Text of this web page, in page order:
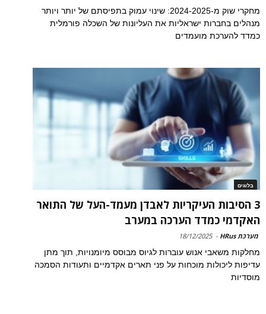
מחקרי שוק מ-2024-2025: שינוי עמוק בתפיסתם של יותר ויותר
מנהלים בחברות ישראליות את העליונות של השכלה פורמלית
כמדד להערכת מועמדים
בלוגים
3 הסיבות העיקריות לאבדן מעמד-העל של התואר
האקדמי כמדד הערכה במערב
מערכת HRus -
18/12/2025
מחלקות משאבי אנוש עוברות לגיוס מבוסס מיומנויות, תוך מתן
עדיפות ליכולות מוכחות על פני תארים אקדמיים ותעודות הסמכה
מוסדיות